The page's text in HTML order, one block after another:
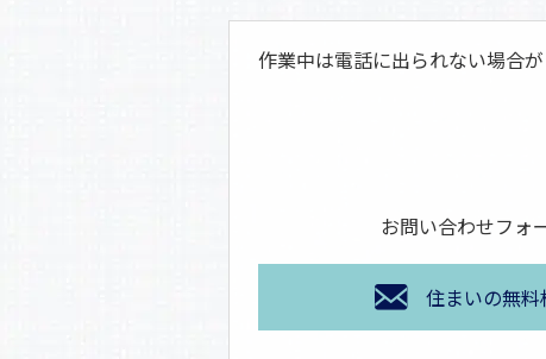
作業中は電話に出られない場合
お問い合わせフォ
住まいの無